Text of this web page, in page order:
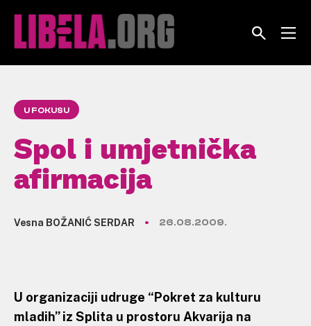
U FOKUSU
Spol i umjetnička
afirmacija
Vesna BOŽANIĆ SERDAR 26.08.2009.
U organizaciji udruge “Pokret za kulturu
mladih” iz Splita u prostoru Akvarija na